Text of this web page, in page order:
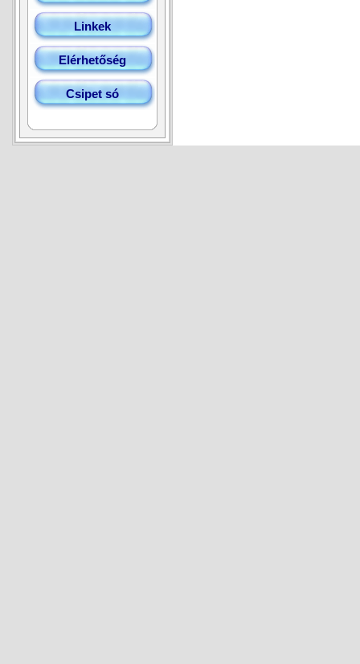
Linkek
Elérhetőség
Csipet só